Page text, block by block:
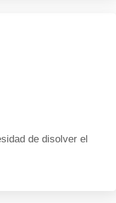
de disolver el